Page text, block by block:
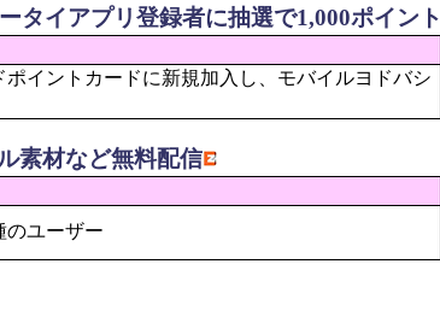
タイアプリ登録者に抽選で1,000ポイント
イントカードに新規加入し、モバイルヨドバシ
素材など無料配信
のユーザー